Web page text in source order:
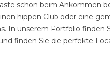
schon beim
hippen Club oder eine
In unserem Portfolio
finden Sie die perfekte